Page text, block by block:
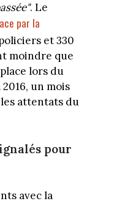
. Le
par la
et 330
moindre que
lors du
un mois
attentats du
pour
avec la